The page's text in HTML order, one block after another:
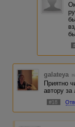
galateya
Приятно
автору
#18